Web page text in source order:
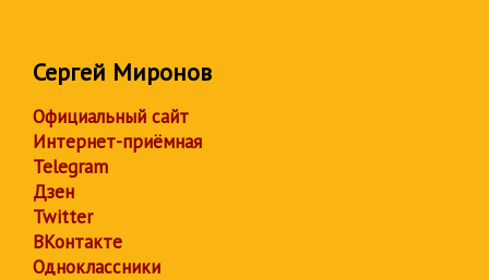
Сергей Миронов
Официальный сайт
Интернет-приёмная
Telegram
Дзен
Twitter
ВКонтакте
Одноклассники